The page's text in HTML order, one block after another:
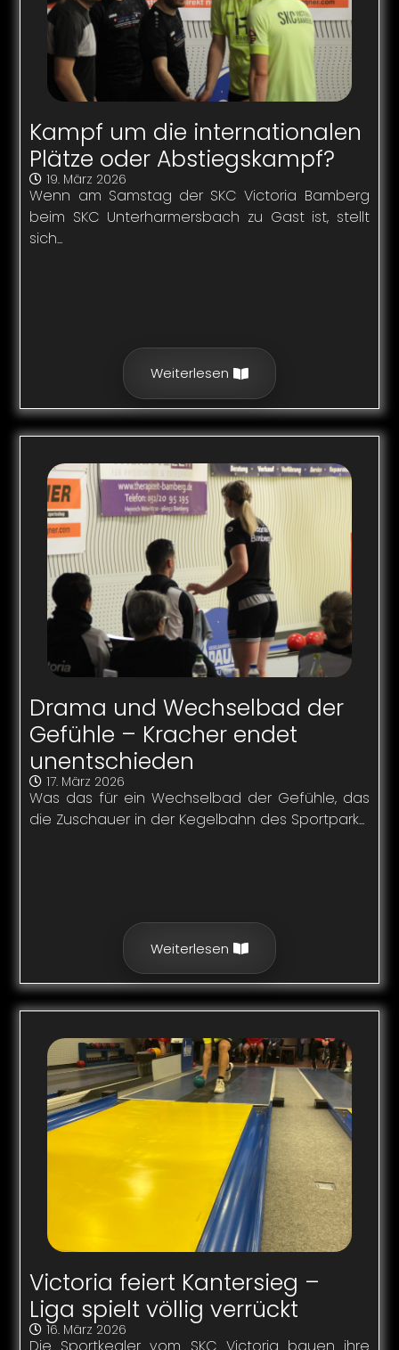
Kampf um die internationalen
Plätze oder Abstiegskampf?
19. März 2026
Wenn am Samstag der SKC Victoria Bamberg
beim SKC Unterharmersbach zu Gast ist, stellt
sich...
Weiterlesen
Drama und Wechselbad der
Gefühle – Kracher endet
unentschieden
17. März 2026
Was das für ein Wechselbad der Gefühle, das
die Zuschauer in der Kegelbahn des Sportpark...
Weiterlesen
Victoria feiert Kantersieg –
Liga spielt völlig verrückt
16. März 2026